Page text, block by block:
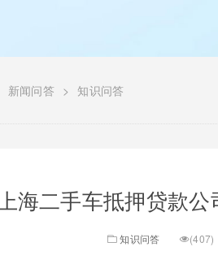
新闻问答 > 知识问答
上海二手车抵押贷款
知识问答 (407)